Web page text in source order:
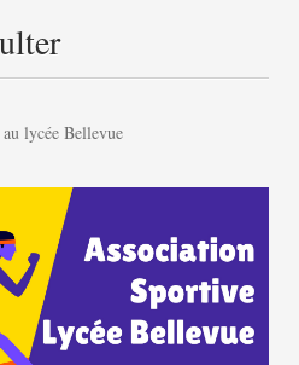
lycée Bellevue